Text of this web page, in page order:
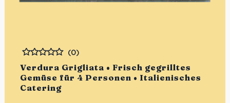
Verdura Grigliata • Frisch gegrilltes
Gemüse für 4 Personen • Italienisches
Catering
Bewertet
(0)